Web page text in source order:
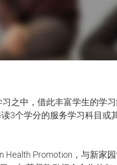
之中，借此丰富学生的学
3个学分的服务学习科目
Promotion，与新家